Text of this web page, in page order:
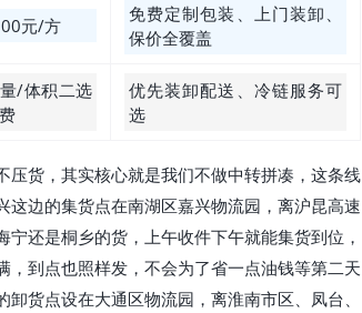
元/方
免费定制包装、上门装卸、
保价全覆盖
/体积二选
优先装卸配送、冷链服务可
选
货，其实核心就是我们不做中转拼凑，这条线
边的集货点在南湖区嘉兴物流园，离沪昆高速
还是桐乡的货，上午收件下午就能集货到位，
到点也照样发，不会为了省一点油钱等第二天
货点设在大通区物流园，离淮南市区、凤台、